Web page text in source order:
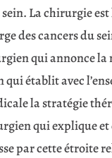
La chirurgie est
des cancers du
qui annonce la
établit avec
la stratégie
qui explique
par cette étroite